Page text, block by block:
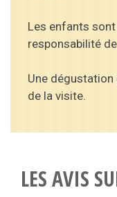
Les enfants
responsabilité
Une
de la visite.
LES AVIS